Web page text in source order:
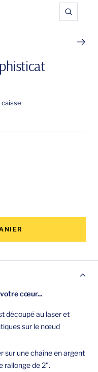
Zoom
caisse
cœur...
découpé au laser et
sur le nœud
sur une chaîne en argent
rallonge de 2".